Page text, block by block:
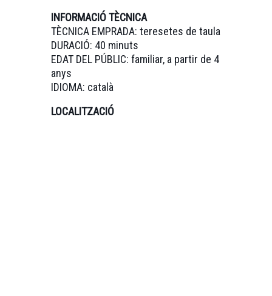
INFORMACIÓ TÈCNICA
TÈCNICA EMPRADA: teresetes de taula
DURACIÓ: 40 minuts
EDAT DEL PÚBLIC: familiar, a partir de 4
anys
IDIOMA: català
LOCALITZACIÓ